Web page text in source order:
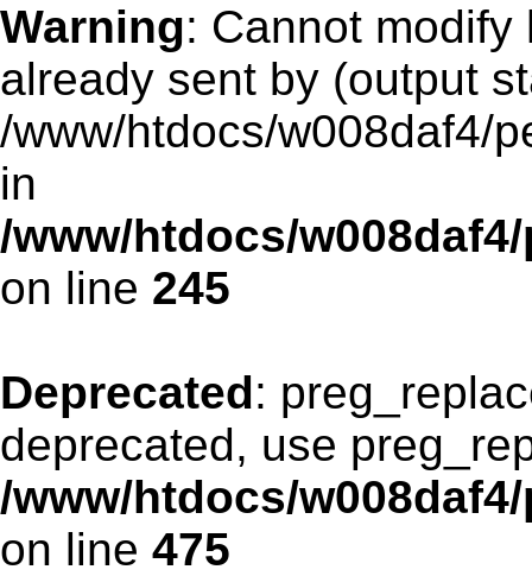
Warning: Cannot
already sent by (output
/www/htdocs/w008daf4/
in
/www/htdocs/
on line 245
Deprecated:
deprecated, use
/www/htdocs/
on line 475